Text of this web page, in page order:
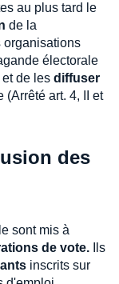
au plus tard le
de la
organisations
électorale
et de les diffuser
art. 4, II et
des
sont mis à
de vote. Ils
inscrits sur